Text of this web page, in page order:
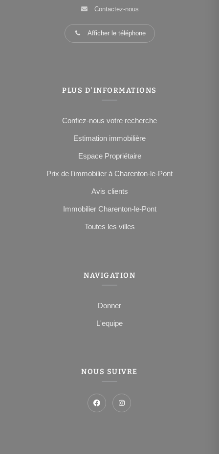
Contactez-nous
Afficher le téléphone
PLUS D'INFORMATIONS
Confiez-nous votre recherche
Estimation immobilière
Espace Propriétaire
Prix de l'immobilier à Charenton-le-Pont
Avis clients
Immobilier Charenton-le-Pont
Toutes les villes
NAVIGATION
Donner
L'equipe
NOUS SUIVRE